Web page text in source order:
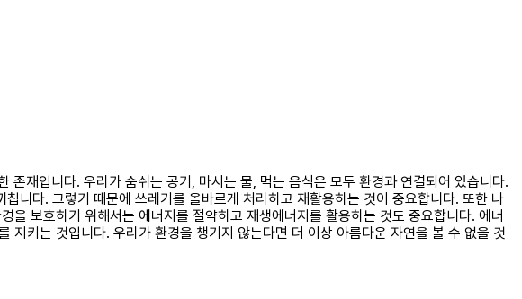
존재입니다. 우리가 숨쉬는 공기, 마시는 물, 먹는 음식은 모두 환경과 연결되어 있습니다.
니다. 그렇기 때문에 쓰레기를 올바르게 처리하고 재활용하는 것이 중요합니다. 또한 나
보호하기 위해서는 에너지를 절약하고 재생에너지를 활용하는 것도 중요합니다. 에너
키는 것입니다. 우리가 환경을 챙기지 않는다면 더 이상 아름다운 자연을 볼 수 없을 것